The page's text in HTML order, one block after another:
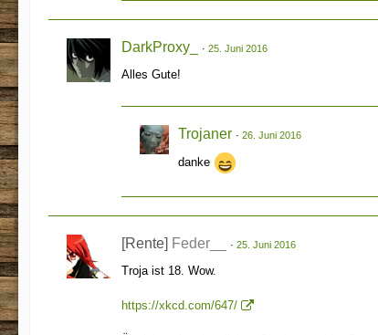
DarkProxy_ 25. Juni 2016
Alles Gute!
Trojaner 26. Juni 2016
danke
[Rente] Feder__ 25. Juni 2016
Troja ist 18. Wow.
https://xkcd.com/647/